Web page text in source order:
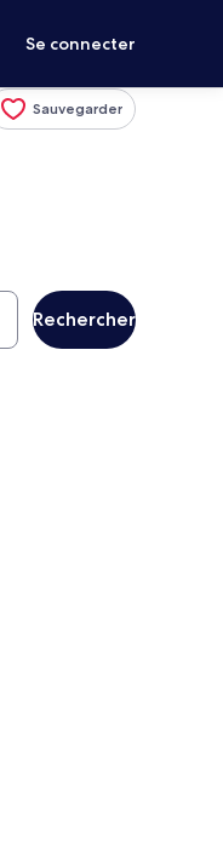
Se connecter
Sauvegarder
Rechercher